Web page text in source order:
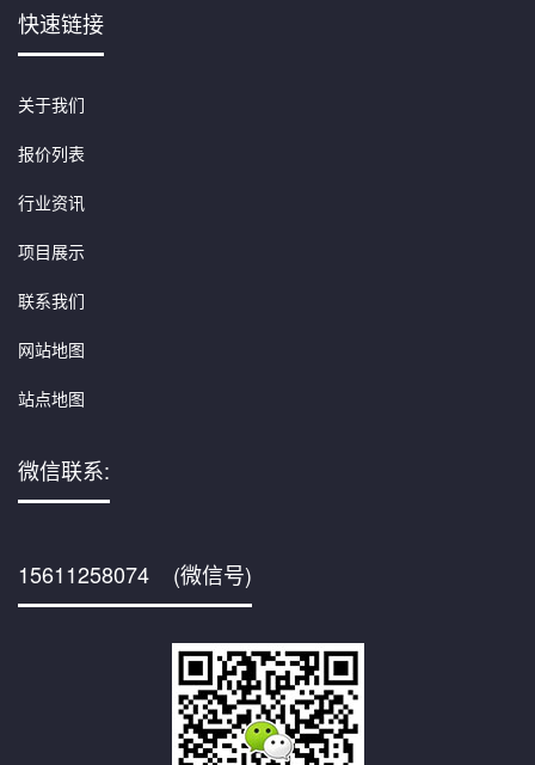
快速链接
关于我们
报价列表
行业资讯
项目展示
联系我们
网站地图
站点地图
微信联系:
15611258074 (微信号)